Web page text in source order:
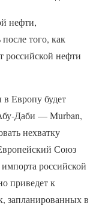
нефти,
того, как
российской нефти
Европу будет
Даби — Murban,
нехватку
Союз
российской
приведет к
запланированных в